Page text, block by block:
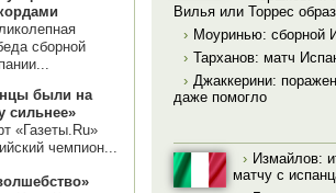
сборной
были на
сильнее»
«Газеты.Ru»
чемпион...
Вилья или Торрес
› Моуринью: сборной
› Тарханов: матч
› Джаккерини:
даже помогло
› Измайлов:
матчу с